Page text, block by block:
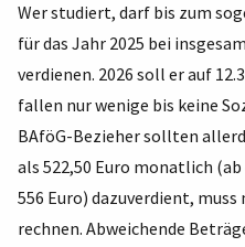
Wer studiert, darf bis zum
für das Jahr 2025 bei
verdienen. 2026 soll er auf
fallen nur wenige bis keine
BAföG-Bezieher sollten
als 522,50 Euro monatlich
556 Euro) dazuverdient,
rechnen. Abweichende